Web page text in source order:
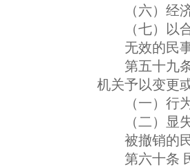
（六）经济
（七）以合
无效的民事
第五十九条
机关予以变更
（一）行为
（二）显失
被撤销的民
第六十条 民